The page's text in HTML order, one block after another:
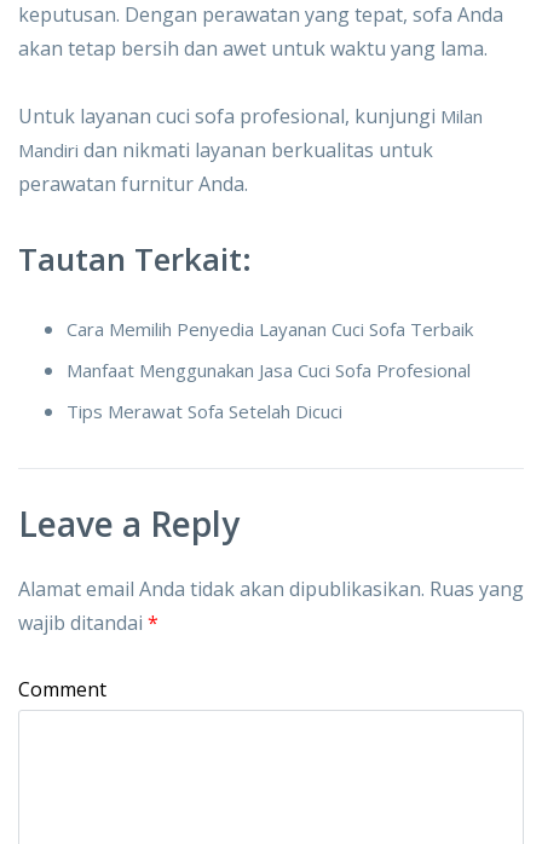
keputusan. Dengan perawatan yang tepat, sofa Anda
akan tetap bersih dan awet untuk waktu yang lama.
Untuk layanan cuci sofa profesional, kunjungi Milan
Mandiri dan nikmati layanan berkualitas untuk
perawatan furnitur Anda.
Tautan Terkait:
Cara Memilih Penyedia Layanan Cuci Sofa Terbaik
Manfaat Menggunakan Jasa Cuci Sofa Profesional
Tips Merawat Sofa Setelah Dicuci
Leave a Reply
Alamat email Anda tidak akan dipublikasikan. Ruas yang
wajib ditandai *
Comment